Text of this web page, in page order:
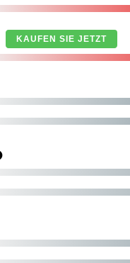
KAUFEN SIE JETZT